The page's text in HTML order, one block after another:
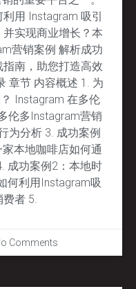
用 Instagram 吸引
实现商业增长？本
营销案例 解析成功
南，助您打造高效
章节 内容概述 1. 为
Instagram 在多伦
伦多Instagram营销
为分析 3. 成功案例
本地咖啡店如何通
成功案例2：本地时
何利用Instagram吸
者 5.
Comments